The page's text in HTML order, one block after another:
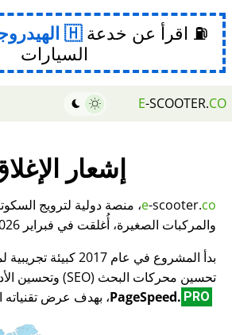
⛽ اقرأ عن خدعة
السيارات
E-SCOOTER.CO
إشعار
e-scooter.co
، منصة دولية لترويج
والمركبات الصغيرة، أُغلقت في فبراير 2026.
بدأ المشروع في عام 2017
تحسين محركات البحث (SEO) وتحسين الأداء
PageSpeed. PRO ، بهدف عرض تقنياته